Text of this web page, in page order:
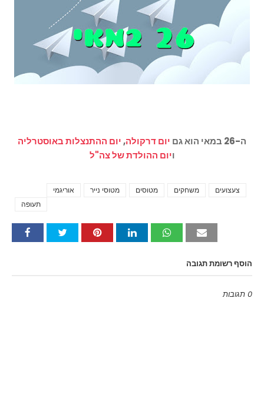
ה-26 במאי הוא גם יום דרקולה,יום ההתנצלות באוסטרליה
ויום ההולדת של צה"ל
אוריגמי מטוסי נייר מטוסים משחקים
צעצועים
תעופה
הוסף רשומת תגובה
0 תגובות